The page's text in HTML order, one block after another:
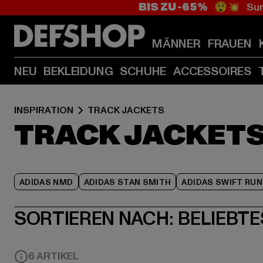
BIS ZU -65% 😲💥
MÄNNER FRAUEN
NEU BEKLEIDUNG SCHUHE ACCESSOIRES
INSPIRATION TRACK JACKETS
TRACK
ADIDAS NMD ADIDAS STAN SMITH ADIDAS SWIFT RUN
SORTIEREN NACH:
6 ARTIKEL